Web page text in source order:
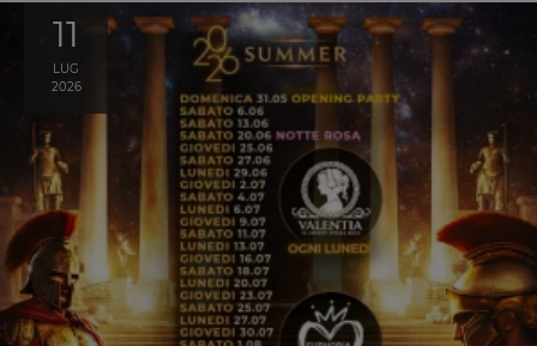
11
LUG
2026